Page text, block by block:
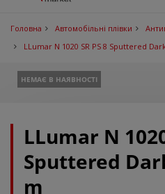
Головна Автомобільні плівки
LLumar N 1020 SR PS 8 Sputtered
НЕМАЄ В НАЯВНОСТІ
LLumar N
Sputtered
m